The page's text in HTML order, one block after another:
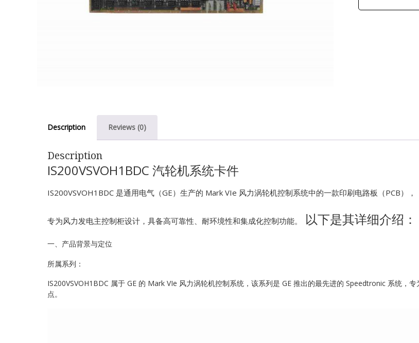
Description Reviews (0)
Description
IS200VSVOH1BDC 汽轮机系统卡件
IS200VSVOH1BDC 是通用电气（GE）生产的 Mark VIe 风力涡轮机控制系统中的一款印刷电路板（PCB），
专为风力发电主控制柜设计，具备高可靠性、耐环境性和集成化控制功能。 以下是其详细介绍：
一、产品背景与定位
所属系列：
IS200VSVOH1BDC 属于 GE 的 Mark VIe 风力涡轮机控制系统，该系列是 GE 推出的最先进的 Speedtronic 系统，
点。